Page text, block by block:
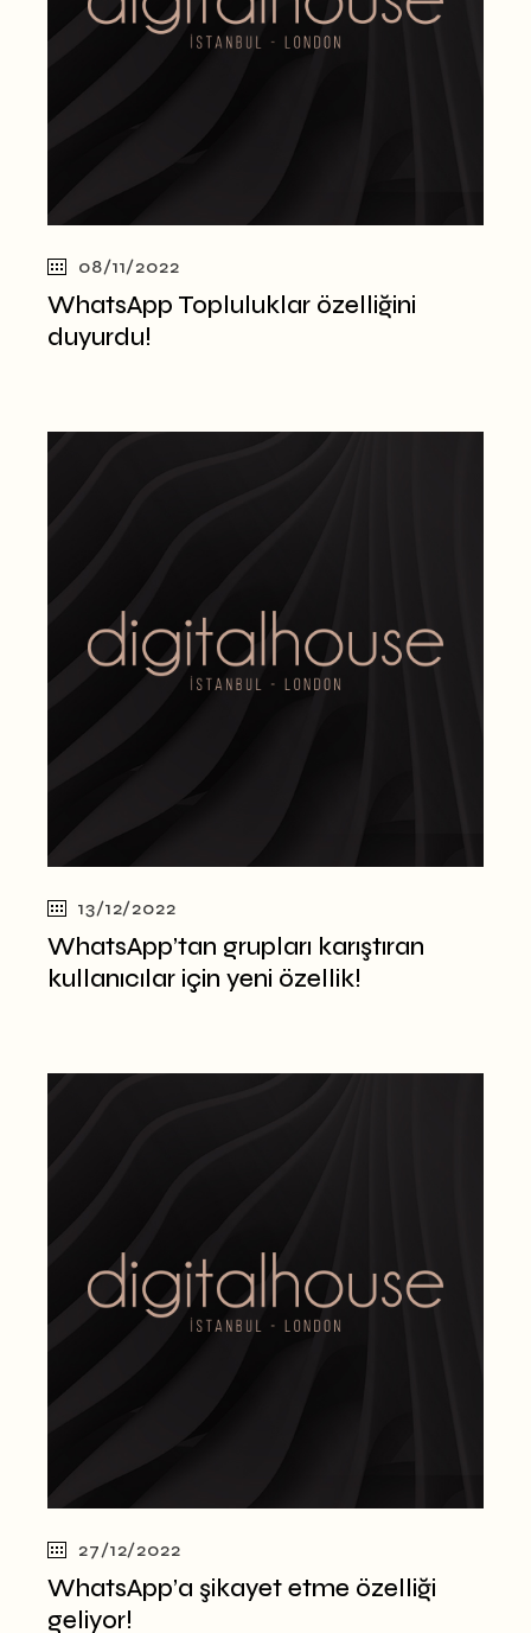
08/11/2022
WhatsApp Topluluklar özelliğini
duyurdu!
13/12/2022
WhatsApp’tan grupları karıştıran
kullanıcılar için yeni özellik!
27/12/2022
WhatsApp’a şikayet etme özelliği
geliyor!